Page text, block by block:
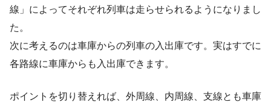
線」によってそれぞれ列車は走らせられるようになりまし
た。
次に考えるのは車庫からの列車の入出庫です。実はすでに
各路線に車庫からも入出庫できます。
ポイントを切り替えれば、外周線、内周線、支線とも車庫